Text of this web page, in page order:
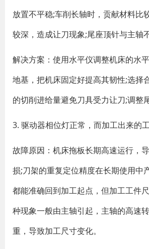
放置不平稳;车削长轴时，贡献材料比
较深，造成让刀现象;尾座顶针与主轴
解决方案：使用水平仪调整机床的水
地基，把机床固定好提高其韧性;选择
的切削进给量避免刀具受力让刀;调整尾
3. 驱动器相位灯正常，而加工出来的
故障原因：机床拖板长期高速运行，
损;刀架的重复定位精度在长期使用中
都能准确回到加工起点，但加工工件
种现象一般由主轴引起，主轴的高速
重，导致加工尺寸变化。